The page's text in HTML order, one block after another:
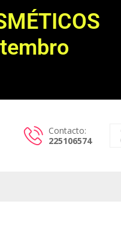
Contacto:
225106574